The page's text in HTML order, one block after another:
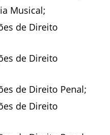
Musical;
de Direito
de Direito
de Direito Penal;
de Direito